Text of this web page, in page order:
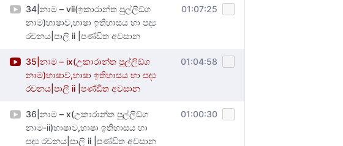
34|නාම – vii(ඉකාරාන්ත පුල්ලිඞ්ග
නාම)භාෂාව,භාෂා ඉතිහාසය හා පද්‍ය
රචනය|පාලි ii |පණ්ඩිත අවසාන
01:07:25
35|නාම – ix(උකාරාන්ත පුල්ලිඞ්ග
නාම)භාෂාව,භාෂා ඉතිහාසය හා පද්‍ය
රචනය|පාලි ii |පණ්ඩිත අවසාන
01:04:58
36|නාම – x(උකාරාන්ත පුල්ලිඞ්ග
නාම-ii)භාෂාව,භාෂා ඉතිහාසය හා
පද්‍ය රචනය|පාලි ii |පණ්ඩිත අවසාන
01:00:30